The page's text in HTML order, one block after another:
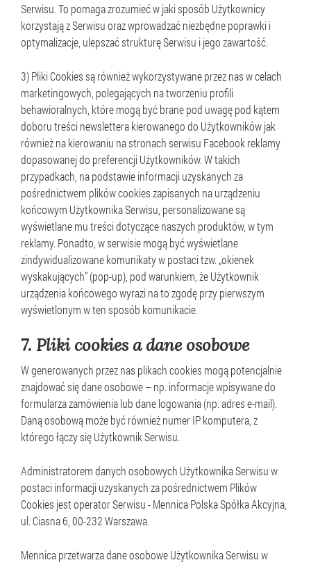
Serwisu. To pomaga zrozumieć w jaki sposób Użytkownicy
korzystają z Serwisu oraz wprowadzać niezbędne poprawki i
optymalizacje, ulepszać strukturę Serwisu i jego zawartość.
3) Pliki Cookies są również wykorzystywane przez nas w celach
marketingowych, polegających na tworzeniu profili
behawioralnych, które mogą być brane pod uwagę pod kątem
doboru treści newslettera kierowanego do Użytkowników jak
również na kierowaniu na stronach serwisu Facebook reklamy
dopasowanej do preferencji Użytkowników. W takich
przypadkach, na podstawie informacji uzyskanych za
pośrednictwem plików cookies zapisanych na urządzeniu
końcowym Użytkownika Serwisu, personalizowane są
wyświetlane mu treści dotyczące naszych produktów, w tym
reklamy. Ponadto, w serwisie mogą być wyświetlane
zindywidualizowane komunikaty w postaci tzw. „okienek
wyskakujących” (pop-up), pod warunkiem, że Użytkownik
urządzenia końcowego wyrazi na to zgodę przy pierwszym
wyświetlonym w ten sposób komunikacie.
7. Pliki cookies a dane osobowe
W generowanych przez nas plikach cookies mogą potencjalnie
znajdować się dane osobowe – np. informacje wpisywane do
formularza zamówienia lub dane logowania (np. adres e-mail).
Daną osobową może być również numer IP komputera, z
którego łączy się Użytkownik Serwisu.
Administratorem danych osobowych Użytkownika Serwisu w
postaci informacji uzyskanych za pośrednictwem Plików
Cookies jest operator Serwisu - Mennica Polska Spółka Akcyjna,
ul. Ciasna 6, 00-232 Warszawa.
Mennica przetwarza dane osobowe Użytkownika Serwisu w